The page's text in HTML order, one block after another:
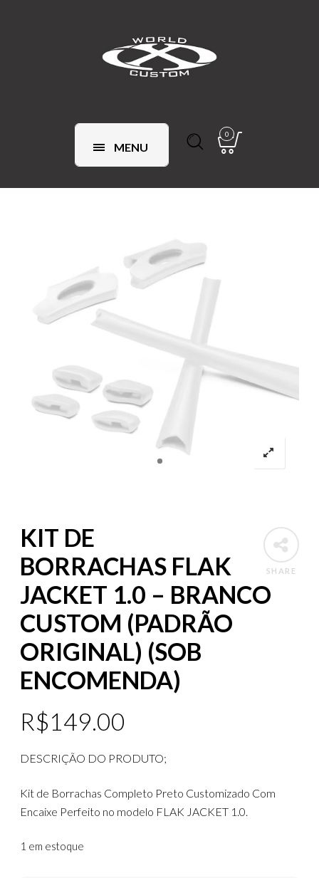
MENU
0
SHARE
KIT DE
BORRACHAS FLAK
JACKET 1.0 – BRANCO
CUSTOM (PADRÃO
ORIGINAL) (SOB
ENCOMENDA)
R$149.00
DESCRIÇÃO DO PRODUTO;
Kit de Borrachas Completo Preto Customizado Com
Encaixe Perfeito no modelo FLAK JACKET 1.0.
1 em estoque